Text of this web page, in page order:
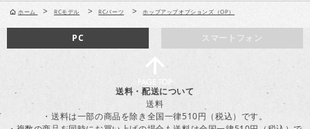
ホーム > RCモデル > RCパーツ > ホップアップオプションズ（OP）
スマートフォン
PC
送料・配送について
送料
・送料は一部の商品を除き全国一律510円（税込）です。